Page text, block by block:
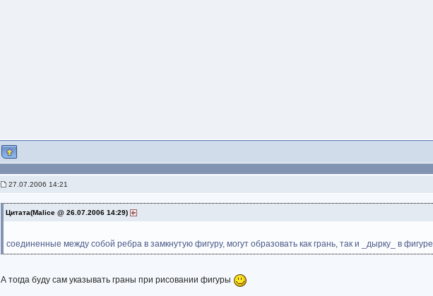
27.07.2006 14:21
Цитата(Malice @ 26.07.2006 14:29)
соединенные между собой ребра в замкнутую фигуру, могут образовать как грань, так и _дырку_ в фигуре
А тогда буду сам указывать граны при рисовании фигуры